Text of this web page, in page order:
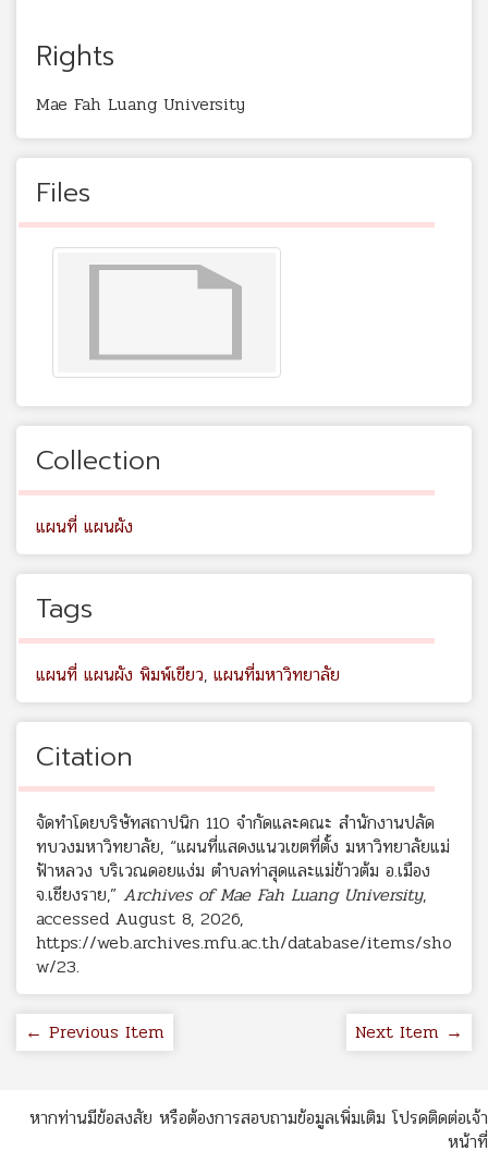
Rights
Mae Fah Luang University
Files
Collection
แผนที่ แผนผัง
Tags
แผนที่ แผนผัง พิมพ์เขียว, แผนที่มหาวิทยาลัย
Citation
จัดทำโดยบริษัทสถาปนิก 110 จำกัดและคณะ สำนักงานปลัด
ทบวงมหาวิทยาลัย, “แผนที่แสดงแนวเขตที่ตั้ง มหาวิทยาลัยแม่
ฟ้าหลวง บริเวณดอยแง่ม ตำบลท่าสุดและแม่ข้าวต้ม อ.เมือง
จ.เชียงราย,” Archives of Mae Fah Luang University,
accessed August 8, 2026,
https://web.archives.mfu.ac.th/database/items/sho
w/23.
← Previous Item Next Item →
หากท่านมีข้อสงสัย หรือต้องการสอบถามข้อมูลเพิ่มเติม โปรดติดต่อเจ้า
หน้าที่